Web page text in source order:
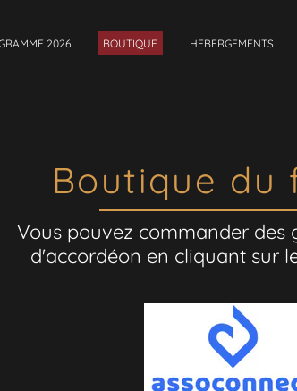
2026 BOUTIQUE HEBERGEMENTS
Boutique du
Vous pouvez commander des
d'accordéon en cliquant sur